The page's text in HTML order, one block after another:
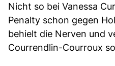
Nicht so bei Vanessa
Penalty schon gegen
behielt die Nerven und
Courrendlin-Courroux